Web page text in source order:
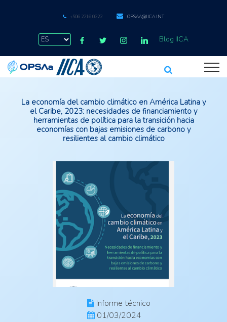
+506 2216 0222 OPSAA@IICA.INT
Blog IICA
La economía del cambio climático en América Latina y
el Caribe, 2023: necesidades de financiamiento y
herramientas de política para la transición hacia
economías con bajas emisiones de carbono y
resilientes al cambio climático
Informe técnico
01/03/2024